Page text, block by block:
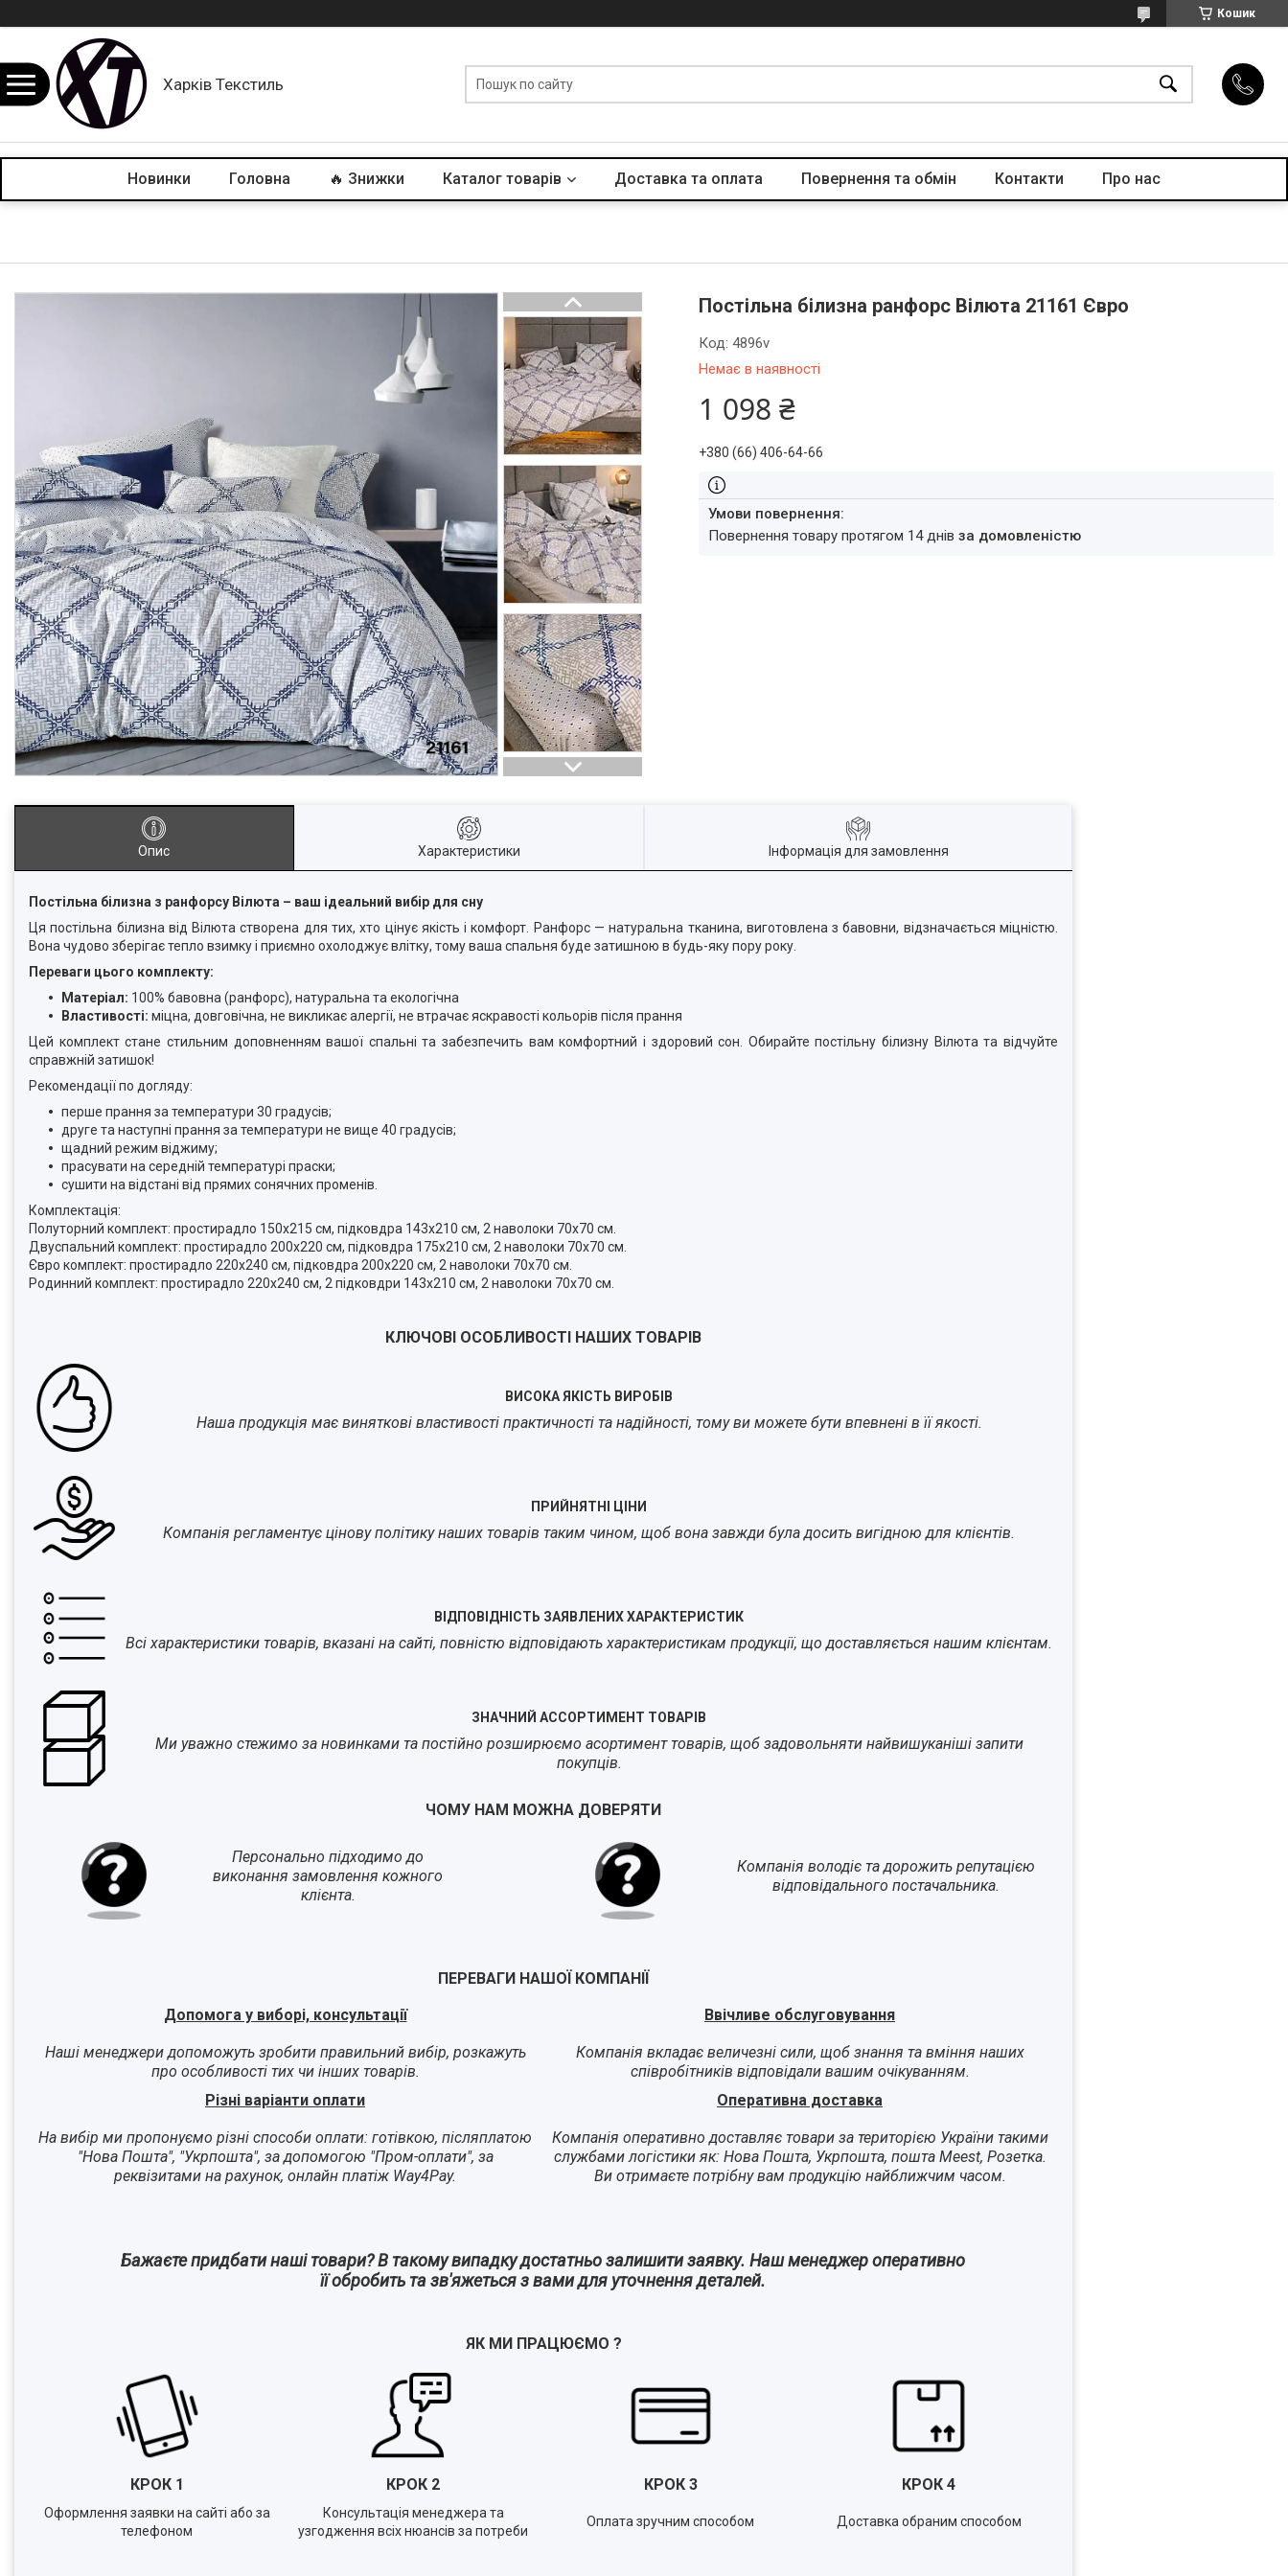
Кошик
Харків Текстиль
Новинки Головна 🔥 Знижки Каталог товарів Доставка та оплата Повернення та обмін Контакти Про нас
Постільна білизна ранфорс Вілюта 21161 Євро
Немає в наявності
Код:4896v
1 098 ₴
+380 (66) 406-64-66
повернення товару протягом 14 днівза домовленістю
Опис Характеристики Інформація для замовлення
Постільна білизна з ранфорсу Вілюта – ваш ідеальний вибір для сну
Ця постільна білизна від Вілюта створена для тих, хто цінує якість і комфорт. Ранфорс — натуральна тканина, виготовлена з бавовни, відзначається міцністю.
Вона чудово зберігає тепло взимку і приємно охолоджує влітку, тому ваша спальня буде затишною в будь-яку пору року.
Переваги цього комплекту:
Матеріал: 100% бавовна (ранфорс), натуральна та екологічна
Властивості: міцна, довговічна, не викликає алергії, не втрачає яскравості кольорів після прання
Цей комплект стане стильним доповненням вашої спальні та забезпечить вам комфортний і здоровий сон. Обирайте постільну білизну Вілюта та відчуйте
справжній затишок!
Рекомендації по догляду:
перше прання за температури 30 градусів;
друге та наступні прання за температури не вище 40 градусів;
щадний режим віджиму;
прасувати на середній температурі праски;
сушити на відстані від прямих сонячних променів.
Комплектація:
Полуторний комплект: простирадло 150х215 см, підковдра 143х210 см, 2 наволоки 70х70 см.
Двуспальний комплект: простирадло 200х220 см, підковдра 175х210 см, 2 наволоки 70х70 см.
Євро комплект: простирадло 220х240 см, підковдра 200х220 см, 2 наволоки 70х70 см.
Родинний комплект: простирадло 220х240 см, 2 підковдри 143х210 см, 2 наволоки 70х70 см.
КЛЮЧОВІ ОСОБЛИВОСТІ НАШИХ ТОВАРІВ
ВИСОКА ЯКІСТЬ ВИРОБІВ
Наша продукція має виняткові властивості практичності та надійності, тому ви можете бути впевнені в її якості.
ПРИЙНЯТНІ ЦІНИ
Компанія регламентує цінову політику наших товарів таким чином, щоб вона завжди була досить вигідною для клієнтів.
ВІДПОВІДНІСТЬ ЗАЯВЛЕНИХ ХАРАКТЕРИСТИК
Всі характеристики товарів, вказані на сайті, повністю відповідають характеристикам продукції, що доставляється нашим клієнтам.
ЗНАЧНИЙ АССОРТИМЕНТ ТОВАРІВ
Ми уважно стежимо за новинками та постійно розширюємо асортимент товарів, щоб задовольняти найвишуканіші запити
покупців.
ЧОМУ НАМ МОЖНА ДОВЕРЯТИ
Персонально підходимо до
виконання замовлення кожного
клієнта.
Компанія володіє та дорожить репутацією
відповідального постачальника.
ПЕРЕВАГИ НАШОЇ КОМПАНІЇ
Допомога у виборі, консультації
Наші менеджери допоможуть зробити правильний вибір, розкажуть
про особливості тих чи інших товарів.
Ввічливе обслуговування
Компанія вкладає величезні сили, щоб знання та вміння наших
співробітників відповідали вашим очікуванням.
Різні варіанти оплати
На вибір ми пропонуємо різні способи оплати: готівкою, післяплатою
"Нова Пошта", "Укрпошта", за допомогою "Пром-оплати", за
реквізитами на рахунок, онлайн платіж Way4Pay.
Оперативна доставка
Компанія оперативно доставляє товари за територією України такими
службами логістики як: Нова Пошта, Укрпошта, пошта Meest, Розетка.
Ви отримаєте потрібну вам продукцію найближчим часом.
Бажаєте придбати наші товари? В такому випадку достатньо залишити заявку. Наш менеджер оперативно
її обробить та зв'яжеться з вами для уточнення деталей.
ЯК МИ ПРАЦЮЄМО ?
КРОК 1 КРОК 2 КРОК 3 КРОК 4
Оформлення заявки на сайті або за
телефоном
Консультація менеджера та
узгодження всіх нюансів за потреби
Оплата зручним способом Доставка обраним способом